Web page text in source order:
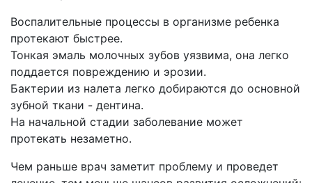
Воспалительные процессы в организме ребенка
протекают быстрее.
Тонкая эмаль молочных зубов уязвима, она легко
поддается повреждению и эрозии.
Бактерии из налета легко добираются до основной
зубной ткани - дентина.
На начальной стадии заболевание может
протекать незаметно.
Чем раньше врач заметит проблему и проведет